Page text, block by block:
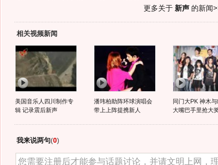
更多关于 新声的新闻
相关视频新闻
美国音乐人四川制作专
辑 记录震后新声
潘玮柏助阵环球演唱会
带上上阵提携新人
同门大PK 神木
大嘴巴手里抢大
我来说两句(0)